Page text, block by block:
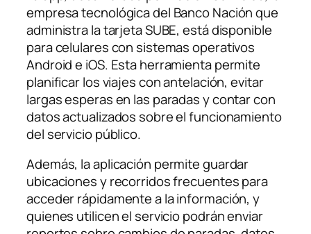
empresa tecnológica del Banco Nación que
administra la tarjeta SUBE, está disponible
para celulares con sistemas operativos
Android e iOS. Esta herramienta permite
planificar los viajes con antelación, evitar
largas esperas en las paradas y contar con
datos actualizados sobre el funcionamiento
del servicio público.
Además, la aplicación permite guardar
ubicaciones y recorridos frecuentes para
acceder rápidamente a la información, y
quienes utilicen el servicio podrán enviar